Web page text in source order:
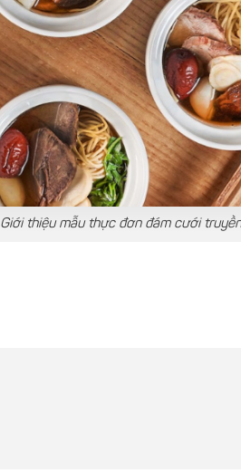
Giới thiệu mẫu thực đơn đám cưới